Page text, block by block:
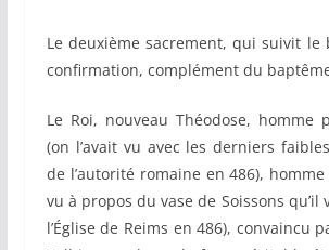
Le deuxième sacrement, qui suivit le
confirmation, complément du
Le Roi, nouveau Théodose, homme
(on l’avait vu avec les derniers
de l’autorité romaine en 486),
vu à propos du vase de Soissons qu’il
l’Église de Reims en 486), convaincu